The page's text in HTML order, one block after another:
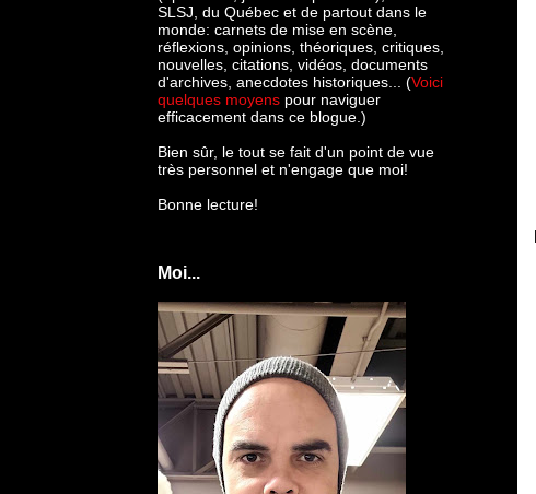
SLSJ, du Québec et de partout dans le
monde: carnets de mise en scène,
réflexions, opinions, théoriques, critiques,
nouvelles, citations, vidéos, documents
d'archives, anecdotes historiques... (Voici
quelques moyens pour naviguer
efficacement dans ce blogue.)
Bien sûr, le tout se fait d'un point de vue
très personnel et n'engage que moi!
Bonne lecture!
Moi...